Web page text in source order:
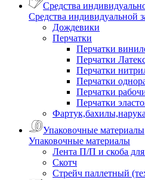
Средства
Средства индивидуальной
Дождевики
Перчатки
Перчатки
Перчатки
Перчатки
Перчатки
Перчатки
Перчатки
Упаковочные материалы
Упаковочные материалы
Лента П/П и скоба для
Скотч
Стрейч паллетный